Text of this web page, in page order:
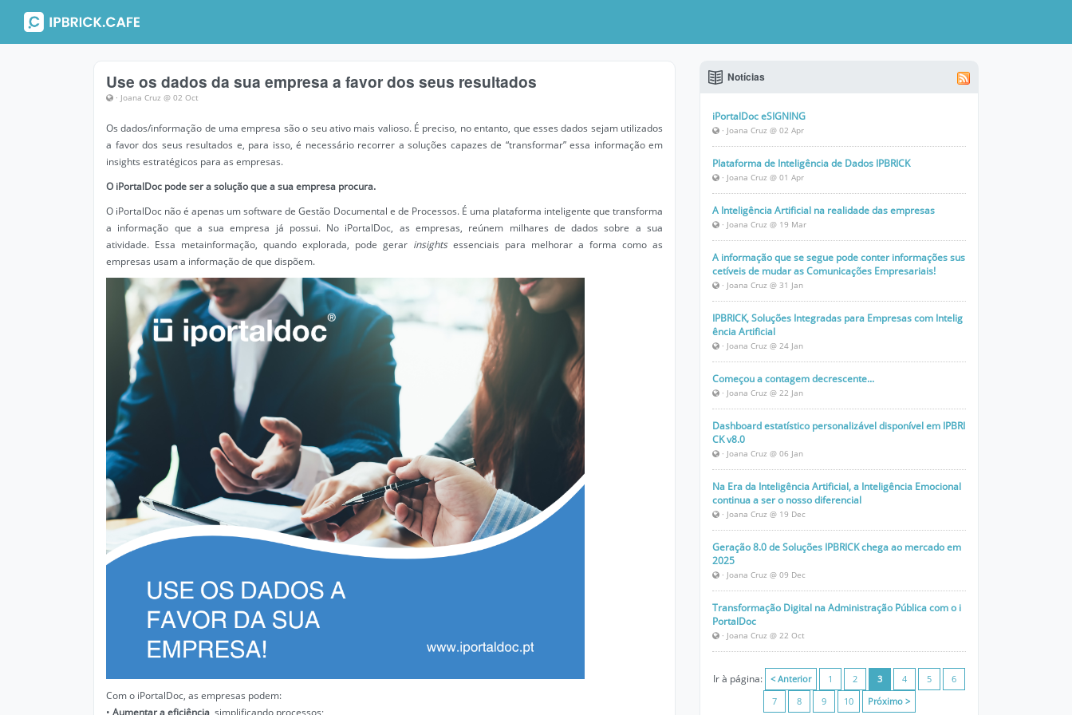
Use os dados da sua empresa a favor dos seus resultados
· Joana Cruz @ 02 Oct
Os dados/informação de uma empresa são o seu ativo mais valioso. É preciso, no entanto, que esses dados sejam utilizados
a favor dos seus resultados e, para isso, é necessário recorrer a soluções capazes de “transformar” essa informação em
insights estratégicos para as empresas.
O iPortalDoc pode ser a solução que a sua empresa procura.
O iPortalDoc não é apenas um software de Gestão Documental e de Processos. É uma plataforma inteligente que transforma
a informação que a sua empresa já possui. No iPortalDoc, as empresas, reúnem milhares de dados sobre a sua
atividade. Essa metainformação, quando explorada, pode gerar insightsessenciais para melhorar a forma como as
empresas usam a informação de que dispõem.
Com o iPortalDoc, as empresas podem:
• Aumentar a eficiência , simplificando processos;
Notícias
iPortalDoc eSIGNING
· Joana Cruz @ 02 Apr
Plataforma de Inteligência de Dados IPBRICK
· Joana Cruz @ 01 Apr
A Inteligência Artificial na realidade das empresas
· Joana Cruz @ 19 Mar
A informação que se segue pode conter informações sus
cetíveis de mudar as Comunicações Empresariais!
· Joana Cruz @ 31 Jan
IPBRICK, Soluções Integradas para Empresas com Intelig
ência Artificial
· Joana Cruz @ 24 Jan
Começou a contagem decrescente...
· Joana Cruz @ 22 Jan
Dashboard estatístico personalizável disponível em IPBRI
CK v8.0
· Joana Cruz @ 06 Jan
Na Era da Inteligência Artificial, a Inteligência Emocional
continua a ser o nosso diferencial
· Joana Cruz @ 19 Dec
Geração 8.0 de Soluções IPBRICK chega ao mercado em
2025
· Joana Cruz @ 09 Dec
Transformação Digital na Administração Pública com o i
PortalDoc
· Joana Cruz @ 22 Oct
Ir à página: < Anterior 1 2 3 4 5
6
7
8 9 10 Próximo >